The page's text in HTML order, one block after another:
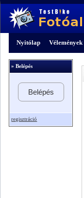
Nyitólap Vélemények
» Belépés
Belépés
regisztráció